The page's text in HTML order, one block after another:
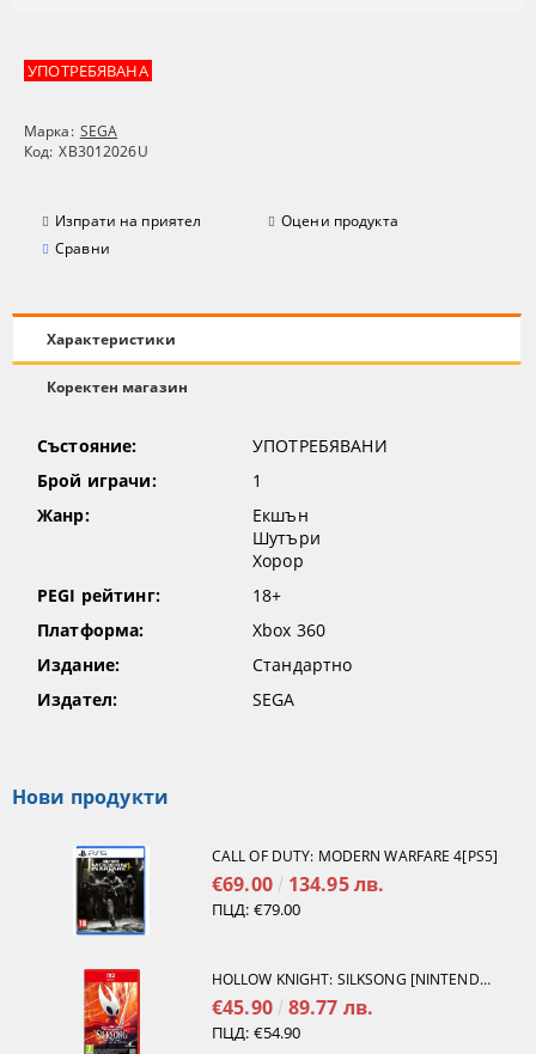
УПОТРЕБЯВАНА
Марка: SEGA
Код: XB3012026U
Изпрати на приятел
Оцени продукта
Сравни
Характеристики
Коректен магазин
Състояние:
УПОТРЕБЯВАНИ
Брой играчи:
1
Жанр:
Екшън
Шутъри
Хорор
PEGI рейтинг:
18+
Платформа:
Xbox 360
Издание:
Стандартно
Издател:
SEGA
Нови продукти
CALL OF DUTY: MODERN WARFARE 4[PS5]
€69.00 134.95 лв.
ПЦД: €79.00
HOLLOW KNIGHT: SILKSONG [NINTENDO SWITCH 2]
€45.90 89.77 лв.
ПЦД: €54.90